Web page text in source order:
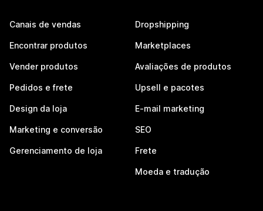
Canais de vendas
Encontrar produtos
Vender produtos
Pedidos e frete
Design da loja
Marketing e conversão
Gerenciamento de loja
Dropshipping
Marketplaces
Avaliações de produtos
Upsell e pacotes
E-mail marketing
SEO
Frete
Moeda e tradução